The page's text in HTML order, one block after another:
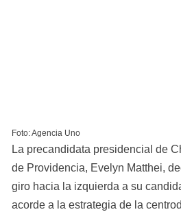
Foto: Agencia Uno
La precandidata presidencial de
de Providencia, Evelyn Matthei,
giro hacia la izquierda a su
acorde a la estrategia de la